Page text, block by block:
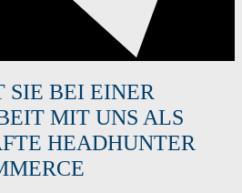
SIE BEI EINER
MIT UNS ALS
HEADHUNTER